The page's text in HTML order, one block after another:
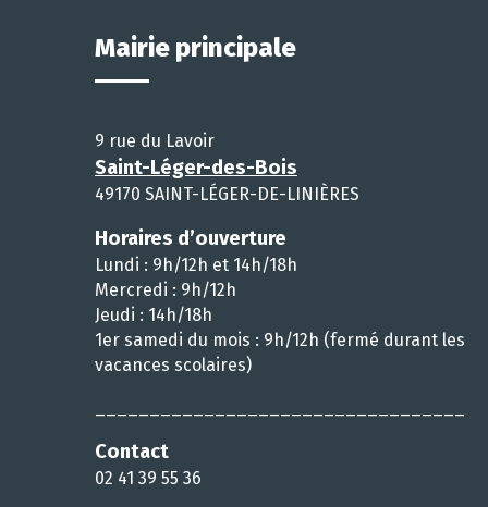
Mairie principale
9 rue du Lavoir
Saint-Léger-des-Bois
49170 SAINT-LÉGER-DE-LINIÈRES
Horaires d’ouverture
Lundi : 9h/12h et 14h/18h
Mercredi : 9h/12h
Jeudi : 14h/18h
1er samedi du mois : 9h/12h (fermé durant les
vacances scolaires)
Contact
02 41 39 55 36